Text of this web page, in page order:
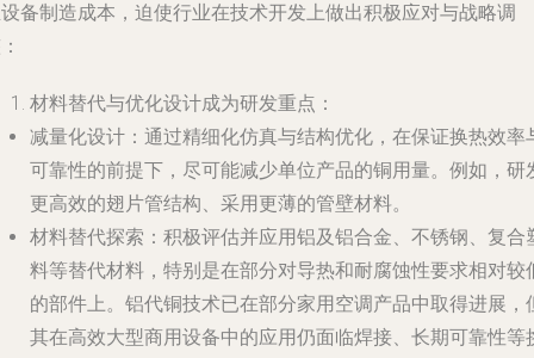
备制造成本，迫使行业在技术开发上做出积极应对与战略调
材料替代与优化设计成为研发重点 ：
减量化设计 ：通过精细化仿真与结构优化，在保证换热效率
可靠性的前提下，尽可能减少单位产品的铜用量。例如，研
更高效的翅片管结构、采用更薄的管壁材料。
材料替代探索 ：积极评估并应用铝及铝合金、不锈钢、复合
料等替代材料，特别是在部分对导热和耐腐蚀性要求相对较
的部件上。铝代铜技术已在部分家用空调产品中取得进展，
其在高效大型商用设备中的应用仍面临焊接、长期可靠性等